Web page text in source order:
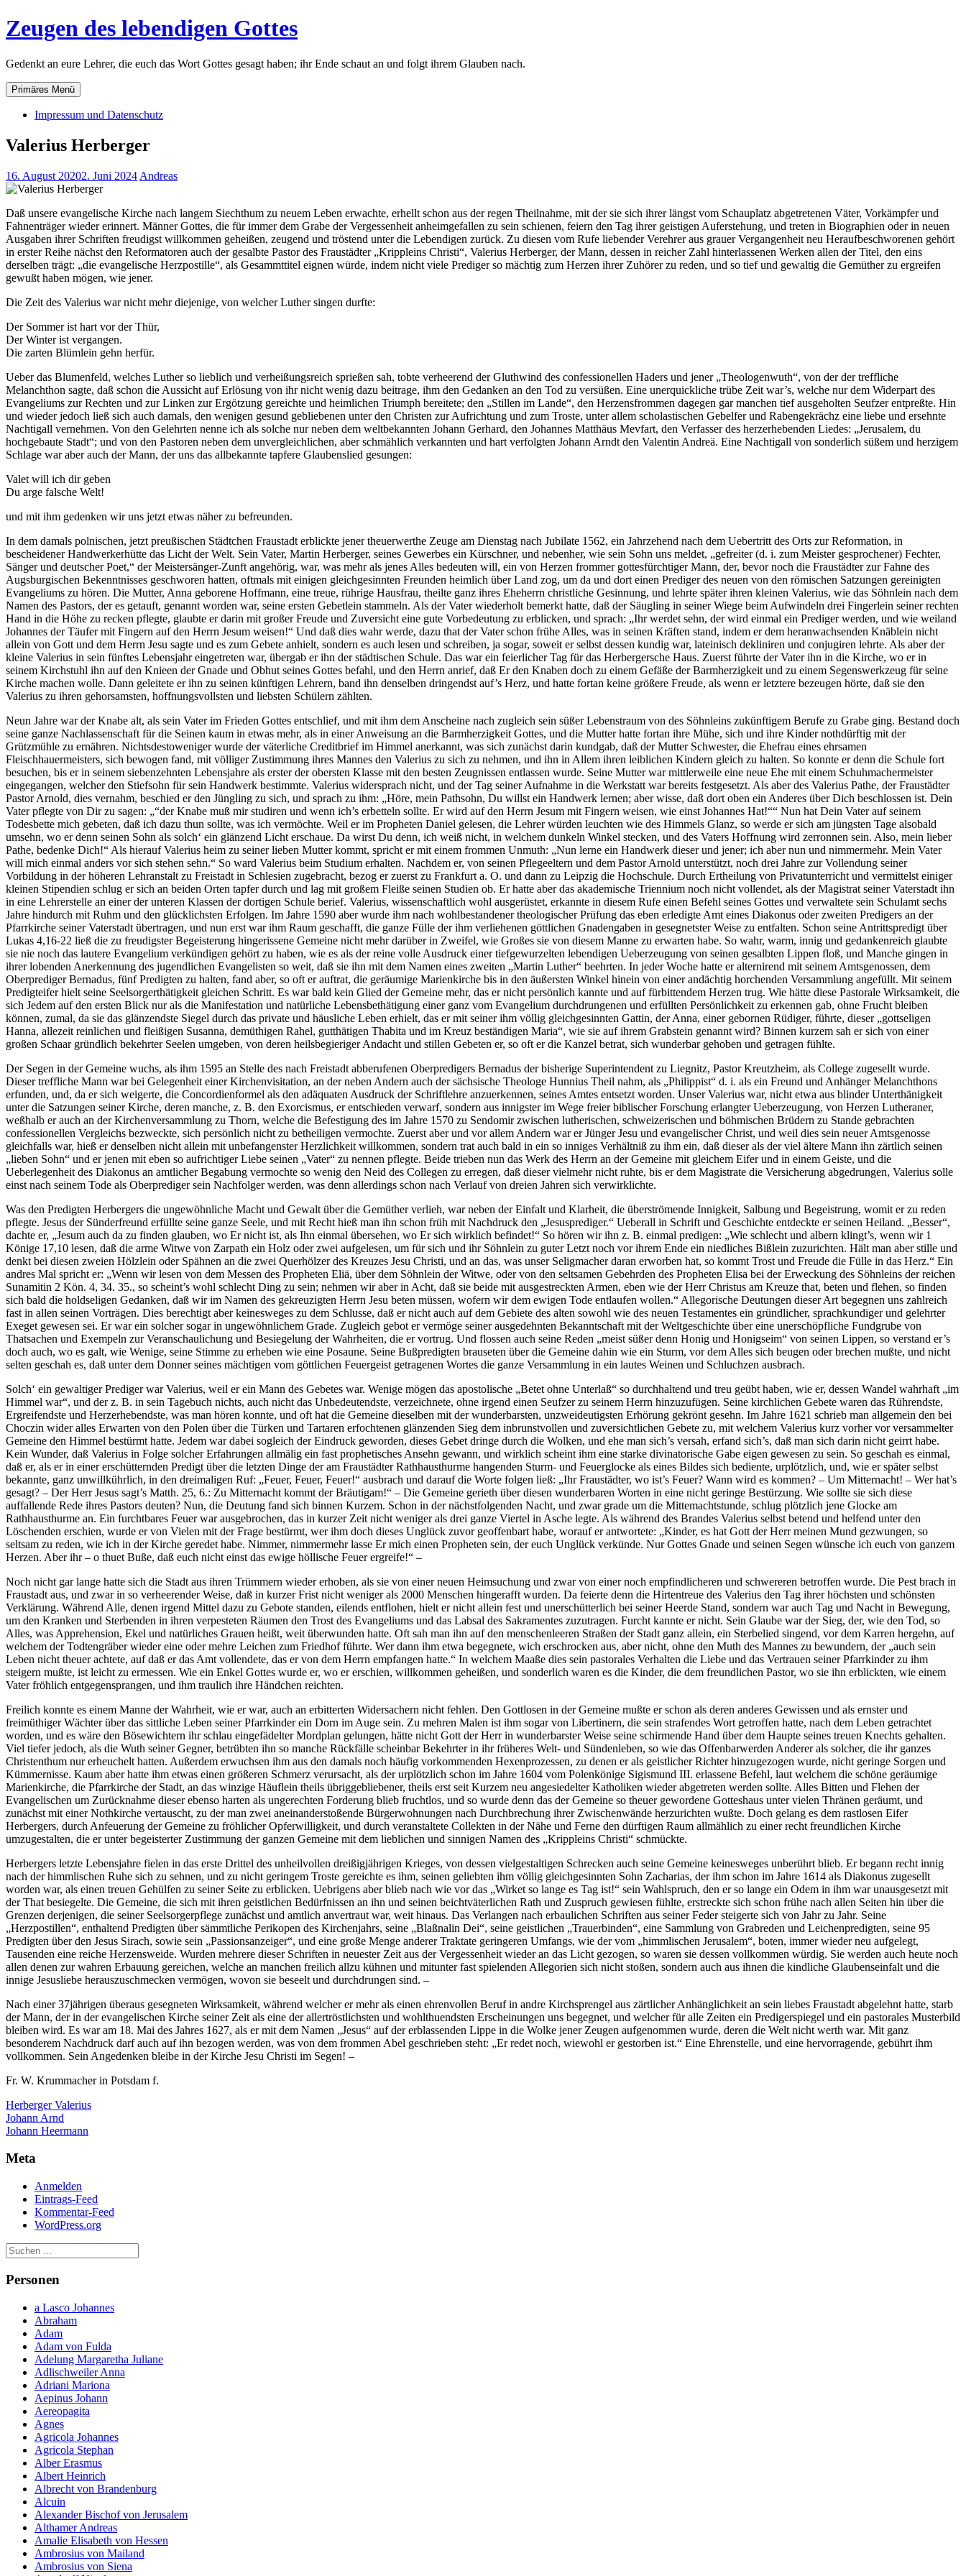
Zum
Inhalt
Zeugen des lebendigen Gottes
Gedenkt an eure Lehrer, die euch das Wort Gottes gesagt haben; ihr Ende schaut an und folgt ihrem Glauben nach.
Primäres Menü
Impressum und Datenschutz
Valerius Herberger
16. August 20202. Juni 2024 Andreas
Daß unsere evangelische Kirche nach langem Siechthum zu neuem Leben erwachte, erhellt schon aus der regen Theilnahme, mit der sie sich ihrer längst vom Schauplatz abgetretenen Väter, Vorkämpfer und
Fahnenträger wieder erinnert. Männer Gottes, die für immer dem Grabe der Vergessenheit anheimgefallen zu sein schienen, feiern den Tag ihrer geistigen Auferstehung, und treten in Biographien oder in neuen
Ausgaben ihrer Schriften freudigst willkommen geheißen, zeugend und tröstend unter die Lebendigen zurück. Zu diesen vom Rufe liebender Verehrer aus grauer Vergangenheit neu Heraufbeschworenen gehört
in erster Reihe nächst den Reformatoren auch der gesalbte Pastor des Fraustädter „Krippleins Christi“, Valerius Herberger, der Mann, dessen in reicher Zahl hinterlassenen Werken allen der Titel, den eins
derselben trägt: „die evangelische Herzpostille“, als Gesammttitel eignen würde, indem nicht viele Prediger so mächtig zum Herzen ihrer Zuhörer zu reden, und so tief und gewaltig die Gemüther zu ergreifen
gewußt haben mögen, wie jener.
Die Zeit des Valerius war nicht mehr diejenige, von welcher Luther singen durfte:
Der Sommer ist hart vor der Thür,
Der Winter ist vergangen.
Die zarten Blümlein gehn herfür.
Ueber das Blumenfeld, welches Luther so lieblich und verheißungsreich sprießen sah, tobte verheerend der Gluthwind des confessionellen Haders und jener „Theologenwuth“, von der der treffliche
Melanchthon sagte, daß schon die Aussicht auf Erlösung von ihr nicht wenig dazu beitrage, ihm den Gedanken an den Tod zu versüßen. Eine unerquickliche trübe Zeit war’s, welche nur dem Widerpart des
Evangeliums zur Rechten und zur Linken zur Ergötzung gereichte und heimlichen Triumph bereitete; den „Stillen im Lande“, den Herzensfrommen dagegen gar manchen tief ausgeholten Seufzer entpreßte. Hin
und wieder jedoch ließ sich auch damals, den wenigen gesund gebliebenen unter den Christen zur Aufrichtung und zum Troste, unter allem scholastischen Gebelfer und Rabengekrächz eine liebe und ersehnte
Nachtigall vernehmen. Von den Gelehrten nenne ich als solche nur neben dem weltbekannten Johann Gerhard, den Johannes Matthäus Mevfart, den Verfasser des herzerhebenden Liedes: „Jerusalem, du
hochgebaute Stadt“; und von den Pastoren neben dem unvergleichlichen, aber schmählich verkannten und hart verfolgten Johann Arndt den Valentin Andreä. Eine Nachtigall von sonderlich süßem und herzigem
Schlage war aber auch der Mann, der uns das allbekannte tapfere Glaubenslied gesungen:
Valet will ich dir geben
Du arge falsche Welt!
und mit ihm gedenken wir uns jetzt etwas näher zu befreunden.
In dem damals polnischen, jetzt preußischen Städtchen Fraustadt erblickte jener theuerwerthe Zeuge am Dienstag nach Jubilate 1562, ein Jahrzehend nach dem Uebertritt des Orts zur Reformation, in
bescheidener Handwerkerhütte das Licht der Welt. Sein Vater, Martin Herberger, seines Gewerbes ein Kürschner, und nebenher, wie sein Sohn uns meldet, „gefreiter (d. i. zum Meister gesprochener) Fechter,
Sänger und deutscher Poet,“ der Meistersänger-Zunft angehörig, war, was mehr als jenes Alles bedeuten will, ein von Herzen frommer gottesfürchtiger Mann, der, bevor noch die Fraustädter zur Fahne des
Augsburgischen Bekenntnisses geschworen hatten, oftmals mit einigen gleichgesinnten Freunden heimlich über Land zog, um da und dort einen Prediger des neuen von den römischen Satzungen gereinigten
Evangeliums zu hören. Die Mutter, Anna geborene Hoffmann, eine treue, rührige Hausfrau, theilte ganz ihres Eheherrn christliche Gesinnung, und lehrte später ihren kleinen Valerius, wie das Söhnlein nach dem
Namen des Pastors, der es getauft, genannt worden war, seine ersten Gebetlein stammeln. Als der Vater wiederholt bemerkt hatte, daß der Säugling in seiner Wiege beim Aufwindeln drei Fingerlein seiner rechten
Hand in die Höhe zu recken pflegte, glaubte er darin mit großer Freude und Zuversicht eine gute Vorbedeutung zu erblicken, und sprach: „Ihr werdet sehn, der wird einmal ein Prediger werden, und wie weiland
Johannes der Täufer mit Fingern auf den Herrn Jesum weisen!“ Und daß dies wahr werde, dazu that der Vater schon frühe Alles, was in seinen Kräften stand, indem er dem heranwachsenden Knäblein nicht
allein von Gott und dem Herrn Jesu sagte und es zum Gebete anhielt, sondern es auch lesen und schreiben, ja sogar, soweit er selbst dessen kundig war, lateinisch dekliniren und conjugiren lehrte. Als aber der
kleine Valerius in sein fünftes Lebensjahr eingetreten war, übergab er ihn der städtischen Schule. Das war ein feierlicher Tag für das Herbergersche Haus. Zuerst führte der Vater ihn in die Kirche, wo er in
seinem Kirchstuhl ihn auf den Knieen der Gnade und Obhut seines Gottes befahl, und den Herrn anrief, daß Er den Knaben doch zu einem Gefäße der Barmherzigkeit und zu einem Segenswerkzeug für seine
Kirche machen wolle. Dann geleitete er ihn zu seinen künftigen Lehrern, band ihn denselben dringendst auf’s Herz, und hatte fortan keine größere Freude, als wenn er letztere bezeugen hörte, daß sie den
Valerius zu ihren gehorsamsten, hoffnungsvollsten und liebsten Schülern zählten.
Neun Jahre war der Knabe alt, als sein Vater im Frieden Gottes entschlief, und mit ihm dem Anscheine nach zugleich sein süßer Lebenstraum von des Söhnleins zukünftigem Berufe zu Grabe ging. Bestand doch
seine ganze Nachlassenschaft für die Seinen kaum in etwas mehr, als in einer Anweisung an die Barmherzigkeit Gottes, und die Mutter hatte fortan ihre Mühe, sich und ihre Kinder nothdürftig mit der
Grützmühle zu ernähren. Nichtsdestoweniger wurde der väterliche Creditbrief im Himmel anerkannt, was sich zunächst darin kundgab, daß der Mutter Schwester, die Ehefrau eines ehrsamen
Fleischhauermeisters, sich bewogen fand, mit völliger Zustimmung ihres Mannes den Valerius zu sich zu nehmen, und ihn in Allem ihren leiblichen Kindern gleich zu halten. So konnte er denn die Schule fort
besuchen, bis er in seinem siebenzehnten Lebensjahre als erster der obersten Klasse mit den besten Zeugnissen entlassen wurde. Seine Mutter war mittlerweile eine neue Ehe mit einem Schuhmachermeister
eingegangen, welcher den Stiefsohn für sein Handwerk bestimmte. Valerius widersprach nicht, und der Tag seiner Aufnahme in die Werkstatt war bereits festgesetzt. Als aber des Valerius Pathe, der Fraustädter
Pastor Arnold, dies vernahm, beschied er den Jüngling zu sich, und sprach zu ihm: „Höre, mein Pathsohn, Du willst ein Handwerk lernen; aber wisse, daß dort oben ein Anderes über Dich beschlossen ist. Dein
Vater pflegte von Dir zu sagen: „“der Knabe muß mir studiren und wenn ich’s erbetteln sollte. Er wird auf den Herrn Jesum mit Fingern weisen, wie einst Johannes Hat!““ Nun hat Dein Vater auf seinem
Todesbette mich gebeten, daß ich dazu thun sollte, was ich vermöchte. Weil er im Propheten Daniel gelesen, die Lehrer würden leuchten wie des Himmels Glanz, so werde er sich am jüngsten Tage alsobald
umsehn, wo er denn seinen Sohn als solch‘ ein glänzend Licht erschaue. Da wirst Du denn, ich weiß nicht, in welchem dunkeln Winkel stecken, und des Vaters Hoffnung wird zerronnen sein. Also, mein lieber
Pathe, bedenke Dich!“ Als hierauf Valerius heim zu seiner lieben Mutter kommt, spricht er mit einem frommen Unmuth: „Nun lerne ein Handwerk dieser und jener; ich aber nun und nimmermehr. Mein Vater
will mich einmal anders vor sich stehen sehn.“ So ward Valerius beim Studium erhalten. Nachdem er, von seinen Pflegeeltern und dem Pastor Arnold unterstützt, noch drei Jahre zur Vollendung seiner
Vorbildung in der höheren Lehranstalt zu Freistadt in Schlesien zugebracht, bezog er zuerst zu Frankfurt a. O. und dann zu Leipzig die Hochschule. Durch Ertheilung von Privatunterricht und vermittelst einiger
kleinen Stipendien schlug er sich an beiden Orten tapfer durch und lag mit großem Fleiße seinen Studien ob. Er hatte aber das akademische Triennium noch nicht vollendet, als der Magistrat seiner Vaterstadt ihn
in eine Lehrerstelle an einer der unteren Klassen der dortigen Schule berief. Valerius, wissenschaftlich wohl ausgerüstet, erkannte in diesem Rufe einen Befehl seines Gottes und verwaltete sein Schulamt sechs
Jahre hindurch mit Ruhm und den glücklichsten Erfolgen. Im Jahre 1590 aber wurde ihm nach wohlbestandener theologischer Prüfung das eben erledigte Amt eines Diakonus oder zweiten Predigers an der
Pfarrkirche seiner Vaterstadt übertragen, und nun erst war ihm Raum geschafft, die ganze Fülle der ihm verliehenen göttlichen Gnadengaben in gesegnetster Weise zu entfalten. Schon seine Antrittspredigt über
Lukas 4,16-22 ließ die zu freudigster Begeisterung hingerissene Gemeine nicht mehr darüber in Zweifel, wie Großes sie von diesem Manne zu erwarten habe. So wahr, warm, innig und gedankenreich glaubte
sie nie noch das lautere Evangelium verkündigen gehört zu haben, wie es als der reine volle Ausdruck einer tiefgewurzelten lebendigen Ueberzeugung von seinen gesalbten Lippen floß, und Manche gingen in
ihrer lobenden Anerkennung des jugendlichen Evangelisten so weit, daß sie ihn mit dem Namen eines zweiten „Martin Luther“ beehrten. In jeder Woche hatte er alternirend mit seinem Amtsgenossen, dem
Oberprediger Bernadus, fünf Predigten zu halten, fand aber, so oft er auftrat, die geräumige Marienkirche bis in den äußersten Winkel hinein von einer andächtig horchenden Versammlung angefüllt. Mit seinem
Predigteifer hielt seine Seelsorgerthätigkeit gleichen Schritt. Es war bald kein Glied der Gemeine mehr, das er nicht persönlich kannte und auf fürbittendem Herzen trug. Wie hätte diese Pastorale Wirksamkeit, die
sich Jedem auf den ersten Blick nur als die Manifestation und natürliche Lebensbethätigung einer ganz vom Evangelium durchdrungenen und erfüllten Persönlichkeit zu erkennen gab, ohne Frucht bleiben
können, zumal, da sie das glänzendste Siegel durch das private und häusliche Leben erhielt, das er mit seiner ihm völlig gleichgesinnten Gattin, der Anna, einer gebornen Rüdiger, führte, dieser „gottseligen
Hanna, allezeit reinlichen und fleißigen Susanna, demüthigen Rahel, gutthätigen Thabita und im Kreuz beständigen Maria“, wie sie auf ihrem Grabstein genannt wird? Binnen kurzem sah er sich von einer
großen Schaar gründlich bekehrter Seelen umgeben, von deren heilsbegieriger Andacht und stillen Gebeten er, so oft er die Kanzel betrat, sich wunderbar gehoben und getragen fühlte.
Der Segen in der Gemeine wuchs, als ihm 1595 an Stelle des nach Freistadt abberufenen Oberpredigers Bernadus der bisherige Superintendent zu Liegnitz, Pastor Kreutzheim, als College zugesellt wurde.
Dieser treffliche Mann war bei Gelegenheit einer Kirchenvisitation, an der neben Andern auch der sächsische Theologe Hunnius Theil nahm, als „Philippist“ d. i. als ein Freund und Anhänger Melanchthons
erfunden, und, da er sich weigerte, die Concordienformel als den adäquaten Ausdruck der Schriftlehre anzuerkennen, seines Amtes entsetzt worden. Unser Valerius war, nicht etwa aus blinder Unterthänigkeit
unter die Satzungen seiner Kirche, deren manche, z. B. den Exorcismus, er entschieden verwarf, sondern aus innigster im Wege freier biblischer Forschung erlangter Ueberzeugung, von Herzen Lutheraner,
weßhalb er auch an der Kirchenversammlung zu Thorn, welche die Befestigung des im Jahre 1570 zu Sendomir zwischen lutherischen, schweizerischen und böhmischen Brüdern zu Stande gebrachten
confessionellen Vergleichs bezweckte, sich persönlich nicht zu betheiligen vermochte. Zuerst aber und vor allem Andern war er Jünger Jesu und evangelischer Christ, und weil dies sein neuer Amtsgenosse
gleichfalls war, hieß er denselben nicht allein mit unbefangenster Herzlichkeit willkommen, sondern trat auch bald in ein so inniges Verhältniß zu ihm ein, daß dieser als der viel ältere Mann ihn zärtlich seinen
„lieben Sohn“ und er jenen mit eben so aufrichtiger Liebe seinen „Vater“ zu nennen pflegte. Beide trieben nun das Werk des Herrn an der Gemeine mit gleichem Eifer und in einem Geiste, und die
Ueberlegenheit des Diakonus an amtlicher Begabung vermochte so wenig den Neid des Collegen zu erregen, daß dieser vielmehr nicht ruhte, bis er dem Magistrate die Versicherung abgedrungen, Valerius solle
einst nach seinem Tode als Oberprediger sein Nachfolger werden, was denn allerdings schon nach Verlauf von dreien Jahren sich verwirklichte.
Was den Predigten Herbergers die ungewöhnliche Macht und Gewalt über die Gemüther verlieh, war neben der Einfalt und Klarheit, die überströmende Innigkeit, Salbung und Begeistrung, womit er zu reden
pflegte. Jesus der Sünderfreund erfüllte seine ganze Seele, und mit Recht hieß man ihn schon früh mit Nachdruck den „Jesusprediger.“ Ueberall in Schrift und Geschichte entdeckte er seinen Heiland. „Besser“,
dachte er, „Jesum auch da zu finden glauben, wo Er nicht ist, als Ihn einmal übersehen, wo Er sich wirklich befindet!“ So hören wir ihn z. B. einmal predigen: „Wie schlecht und albern klingt’s, wenn wir 1
Könige 17,10 lesen, daß die arme Witwe von Zarpath ein Holz oder zwei aufgelesen, um für sich und ihr Söhnlein zu guter Letzt noch vor ihrem Ende ein niedliches Bißlein zuzurichten. Hält man aber stille und
denkt bei diesen zweien Hölzlein oder Spähnen an die zwei Querhölzer des Kreuzes Jesu Christi, und an das, was unser Seligmacher daran erworben hat, so kommt Trost und Freude die Fülle in das Herz.“ Ein
andres Mal spricht er: „Wenn wir lesen von dem Messen des Propheten Eliä, über dem Söhnlein der Witwe, oder von den seltsamen Gebehrden des Propheten Elisa bei der Erweckung des Söhnleins der reichen
Sunamitin 2 Kön. 4, 34. 35., so scheint’s wohl schlecht Ding zu sein; nehmen wir aber in Acht, daß sie beide mit ausgestreckten Armen, eben wie der Herr Christus am Kreuze that, beten und flehen, so finden
sich bald die holdseligen Gedanken, daß wir im Namen des gekreuzigten Herrn Jesu beten müssen, wofern wir dem ewigen Tode entlaufen wollen.“ Allegorische Deutungen dieser Art begegnen uns zahlreich
fast in allen seinen Vorträgen. Dies berechtigt aber keinesweges zu dem Schlusse, daß er nicht auch auf dem Gebiete des alten sowohl wie des neuen Testamentes ein gründlicher, sprachkundiger und gelehrter
Exeget gewesen sei. Er war ein solcher sogar in ungewöhnlichem Grade. Zugleich gebot er vermöge seiner ausgedehnten Bekanntschaft mit der Weltgeschichte über eine unerschöpfliche Fundgrube von
Thatsachen und Exempeln zur Veranschaulichung und Besiegelung der Wahrheiten, die er vortrug. Und flossen auch seine Reden „meist süßer denn Honig und Honigseim“ von seinen Lippen, so verstand er’s
doch auch, wo es galt, wie Wenige, seine Stimme zu erheben wie eine Posaune. Seine Bußpredigten brauseten über die Gemeine dahin wie ein Sturm, vor dem Alles sich beugen oder brechen mußte, und nicht
selten geschah es, daß unter dem Donner seines mächtigen vom göttlichen Feuergeist getragenen Wortes die ganze Versammlung in ein lautes Weinen und Schluchzen ausbrach.
Solch‘ ein gewaltiger Prediger war Valerius, weil er ein Mann des Gebetes war. Wenige mögen das apostolische „Betet ohne Unterlaß“ so durchhaltend und treu geübt haben, wie er, dessen Wandel wahrhaft „im
Himmel war“, und der z. B. in sein Tagebuch nichts, auch nicht das Unbedeutendste, verzeichnete, ohne irgend einen Seufzer zu seinem Herrn hinzuzufügen. Seine kirchlichen Gebete waren das Rührendste,
Ergreifendste und Herzerhebendste, was man hören konnte, und oft hat die Gemeine dieselben mit der wunderbarsten, unzweideutigsten Erhörung gekrönt gesehn. Im Jahre 1621 schrieb man allgemein den bei
Choczin wider alles Erwarten von den Polen über die Türken und Tartaren erfochtenen glänzenden Sieg dem inbrunstvollen und zuversichtlichen Gebete zu, mit welchem Valerius kurz vorher vor versammelter
Gemeine den Himmel bestürmt hatte. Jedem war dabei sogleich der Eindruck geworden, dieses Gebet dringe durch die Wolken, und ehe man sich’s versah, erfand sich’s, daß man sich darin nicht geirrt habe.
Kein Wunder, daß Valerius in Folge solcher Erfahrungen allmälig ein fast prophetisches Ansehn gewann, und wirklich scheint ihm eine starke divinatorische Gabe eigen gewesen zu sein. So geschah es einmal,
daß er, als er in einer erschütternden Predigt über die letzten Dinge der am Fraustädter Rathhausthurme hangenden Sturm- und Feuerglocke als eines Bildes sich bediente, urplötzlich, und, wie er später selbst
bekannte, ganz unwillkührlich, in den dreimaligen Ruf: „Feuer, Feuer, Feuer!“ ausbrach und darauf die Worte folgen ließ: „Ihr Fraustädter, wo ist’s Feuer? Wann wird es kommen? – Um Mitternacht! – Wer hat’s
gesagt? – Der Herr Jesus sagt’s Matth. 25, 6.: Zu Mitternacht kommt der Bräutigam!“ – Die Gemeine gerieth über diesen wunderbaren Worten in eine nicht geringe Bestürzung. Wie sollte sie sich diese
auffallende Rede ihres Pastors deuten? Nun, die Deutung fand sich binnen Kurzem. Schon in der nächstfolgenden Nacht, und zwar grade um die Mittemachtstunde, schlug plötzlich jene Glocke am
Rathhausthurme an. Ein furchtbares Feuer war ausgebrochen, das in kurzer Zeit nicht weniger als drei ganze Viertel in Asche legte. Als während des Brandes Valerius selbst betend und helfend unter den
Löschenden erschien, wurde er von Vielen mit der Frage bestürmt, wer ihm doch dieses Unglück zuvor geoffenbart habe, worauf er antwortete: „Kinder, es hat Gott der Herr meinen Mund gezwungen, so
seltsam zu reden, wie ich in der Kirche geredet habe. Nimmer, nimmermehr lasse Er mich einen Propheten sein, der euch Unglück verkünde. Nur Gottes Gnade und seinen Segen wünsche ich euch von ganzem
Herzen. Aber ihr – o thuet Buße, daß euch nicht einst das ewige höllische Feuer ergreife!“ –
Noch nicht gar lange hatte sich die Stadt aus ihren Trümmern wieder erhoben, als sie von einer neuen Heimsuchung und zwar von einer noch empfindlicheren und schwereren betroffen wurde. Die Pest brach in
Fraustadt aus, und zwar in so verheerender Weise, daß in kurzer Frist nicht weniger als 2000 Menschen hingerafft wurden. Da feierte denn die Hirtentreue des Valerius den Tag ihrer höchsten und schönsten
Verklärung. Während Alle, denen irgend Mittel dazu zu Gebote standen, eilends entflohen, hielt er nicht allein fest und unerschütterlich bei seiner Heerde Stand, sondern war auch Tag und Nacht in Bewegung,
um den Kranken und Sterbenden in ihren verpesteten Räumen den Trost des Evangeliums und das Labsal des Sakramentes zuzutragen. Furcht kannte er nicht. Sein Glaube war der Sieg, der, wie den Tod, so
Alles, was Apprehension, Ekel und natürliches Grauen heißt, weit überwunden hatte. Oft sah man ihn auf den menschenleeren Straßen der Stadt ganz allein, ein Sterbelied singend, vor dem Karren hergehn, auf
welchem der Todtengräber wieder eine oder mehre Leichen zum Friedhof führte. Wer dann ihm etwa begegnete, wich erschrocken aus, aber nicht, ohne den Muth des Mannes zu bewundern, der „auch sein
Leben nicht theuer achtete, auf daß er das Amt vollendete, das er von dem Herrn empfangen hatte.“ In welchem Maaße dies sein pastorales Verhalten die Liebe und das Vertrauen seiner Pfarrkinder zu ihm
steigern mußte, ist leicht zu ermessen. Wie ein Enkel Gottes wurde er, wo er erschien, willkommen geheißen, und sonderlich waren es die Kinder, die dem freundlichen Pastor, wo sie ihn erblickten, wie einem
Vater fröhlich entgegensprangen, und ihm traulich ihre Händchen reichten.
Freilich konnte es einem Manne der Wahrheit, wie er war, auch an erbitterten Widersachern nicht fehlen. Den Gottlosen in der Gemeine mußte er schon als deren anderes Gewissen und als ernster und
freimüthiger Wächter über das sittliche Leben seiner Pfarrkinder ein Dorn im Auge sein. Zu mehren Malen ist ihm sogar von Libertinern, die sein strafendes Wort getroffen hatte, nach dem Leben getrachtet
worden, und es wäre den Bösewichtern ihr schlau eingefädelter Mordplan gelungen, hätte nicht Gott der Herr in wunderbarster Weise seine schirmende Hand über dem Haupte seines treuen Knechts gehalten.
Viel tiefer jedoch, als die Wuth seiner Gegner, betrübten ihn so manche Rückfälle scheinbar Bekehrter in ihr früheres Welt- und Sündenleben, so wie das Offenbarwerden Anderer als solcher, die ihr ganzes
Christenthum nur erheuchelt hatten. Außerdem erwuchsen ihm aus den damals noch häufig vorkommenden Hexenprozessen, zu denen er als geistlicher Richter hinzugezogen wurde, nicht geringe Sorgen und
Kümmernisse. Kaum aber hatte ihm etwas einen größeren Schmerz verursacht, als der urplötzlich schon im Jahre 1604 vom Polenkönige Sigismund III. erlassene Befehl, laut welchem die schöne geräumige
Marienkirche, die Pfarrkirche der Stadt, an das winzige Häuflein theils übriggebliebener, theils erst seit Kurzem neu angesiedelter Katholiken wieder abgetreten werden sollte. Alles Bitten und Flehen der
Evangelischen um Zurücknahme dieser ebenso harten als ungerechten Forderung blieb fruchtlos, und so wurde denn das der Gemeine so theuer gewordene Gotteshaus unter vielen Thränen geräumt, und
zunächst mit einer Nothkirche vertauscht, zu der man zwei aneinanderstoßende Bürgerwohnungen nach Durchbrechung ihrer Zwischenwände herzurichten wußte. Doch gelang es dem rastlosen Eifer
Herbergers, durch Anfeuerung der Gemeine zu fröhlicher Opferwilligkeit, und durch veranstaltete Collekten in der Nähe und Ferne den dürftigen Raum allmählich zu einer recht freundlichen Kirche
umzugestalten, die er unter begeisterter Zustimmung der ganzen Gemeine mit dem lieblichen und sinnigen Namen des „Krippleins Christi“ schmückte.
Herbergers letzte Lebensjahre fielen in das erste Drittel des unheilvollen dreißigjährigen Krieges, von dessen vielgestaltigen Schrecken auch seine Gemeine keinesweges unberührt blieb. Er begann recht innig
nach der himmlischen Ruhe sich zu sehnen, und zu nicht geringem Troste gereichte es ihm, seinen geliebten ihm völlig gleichgesinnten Sohn Zacharias, der ihm schon im Jahre 1614 als Diakonus zugesellt
worden war, als einen treuen Gehülfen zu seiner Seite zu erblicken. Uebrigens aber blieb nach wie vor das „Wirket so lange es Tag ist!“ sein Wahlspruch, den er so lange ein Odem in ihm war unausgesetzt mit
der That besiegelte. Die Gemeine, die sich mit ihren geistlichen Bedürfnissen an ihn und seinen beichtväterlichen Rath und Zuspruch gewiesen fühlte, erstreckte sich schon frühe nach allen Seiten hin über die
Grenzen derjenigen, die seiner Seelsorgerpflege zunächst und amtlich anvertraut war, weit hinaus. Das Verlangen nach erbaulichen Schriften aus seiner Feder steigerte sich von Jahr zu Jahr. Seine
„Herzpostillen“, enthaltend Predigten über sämmtliche Perikopen des Kirchenjahrs, seine „Blaßnalin Dei“, seine geistlichen „Trauerbinden“, eine Sammlung von Grabreden und Leichenpredigten, seine 95
Predigten über den Jesus Sirach, sowie sein „Passionsanzeiger“, und eine große Menge anderer Traktate geringeren Umfangs, wie der vom „himmlischen Jerusalem“, boten, immer wieder neu aufgelegt,
Tausenden eine reiche Herzensweide. Wurden mehrere dieser Schriften in neuester Zeit aus der Vergessenheit wieder an das Licht gezogen, so waren sie dessen vollkommen würdig. Sie werden auch heute noch
allen denen zur wahren Erbauung gereichen, welche an manchen freilich allzu kühnen und mitunter fast spielenden Allegorien sich nicht stoßen, sondern auch aus ihnen die kindliche Glaubenseinfalt und die
innige Jesusliebe herauszuschmecken vermögen, wovon sie beseelt und durchdrungen sind. –
Nach einer 37jährigen überaus gesegneten Wirksamkeit, während welcher er mehr als einen ehrenvollen Beruf in andre Kirchsprengel aus zärtlicher Anhänglichkeit an sein liebes Fraustadt abgelehnt hatte, starb
der Mann, der in der evangelischen Kirche seiner Zeit als eine der allertröstlichsten und wohlthuendsten Erscheinungen uns begegnet, und welcher für alle Zeiten ein Predigerspiegel und ein pastorales Musterbild
bleiben wird. Es war am 18. Mai des Jahres 1627, als er mit dem Namen „Jesus“ auf der erblassenden Lippe in die Wolke jener Zeugen aufgenommen wurde, deren die Welt nicht werth war. Mit ganz
besonderem Nachdruck darf auch auf ihn bezogen werden, was von dem frommen Abel geschrieben steht: „Er redet noch, wiewohl er gestorben ist.“ Eine Ehrenstelle, und eine hervorragende, gebührt ihm
vollkommen. Sein Angedenken bleibe in der Kirche Jesu Christi im Segen! –
Fr. W. Krummacher in Potsdam f.
Herberger Valerius
Beitragsnavigation
Johann Arnd
Johann Heermann
Meta
Anmelden
Eintrags-Feed
Kommentar-Feed
WordPress.org
Personen
a Lasco Johannes
Abraham
Adam
Adam von Fulda
Adelung Margaretha Juliane
Adlischweiler Anna
Adriani Mariona
Aepinus Johann
Aereopagita
Agnes
Agricola Johannes
Agricola Stephan
Alber Erasmus
Albert Heinrich
Albrecht von Brandenburg
Alcuin
Alexander Bischof von Jerusalem
Althamer Andreas
Amalie Elisabeth von Hessen
Ambrosius von Mailand
Ambrosius von Siena